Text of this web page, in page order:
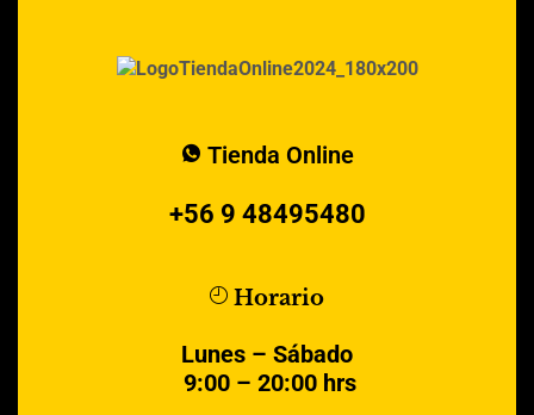
Tienda Online
+56 9 48495480
Horario
Lunes – Sábado
9:00 – 20:00 hrs